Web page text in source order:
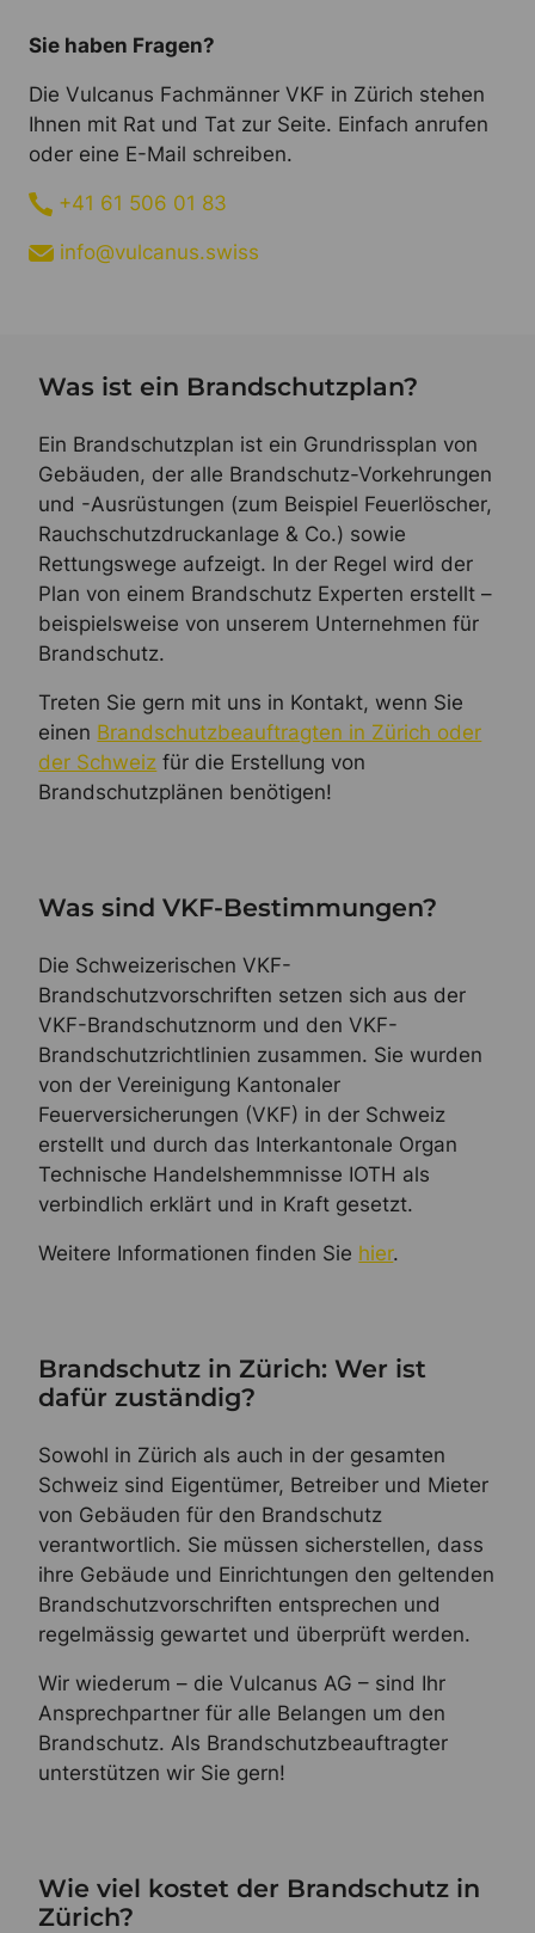
Sie haben Fragen?
Die Vulcanus Fachmänner VKF in Zürich stehen
Ihnen mit Rat und Tat zur Seite. Einfach anrufen
oder eine E-Mail schreiben.
+41 61 506 01 83
info@vulcanus.swiss
Was ist ein Brandschutzplan?
Ein Brandschutzplan ist ein Grundrissplan von
Gebäuden, der alle Brandschutz-Vorkehrungen
und -Ausrüstungen (zum Beispiel Feuerlöscher,
Rauchschutzdruckanlage & Co.) sowie
Rettungswege aufzeigt. In der Regel wird der
Plan von einem Brandschutz Experten erstellt –
beispielsweise von unserem Unternehmen für
Brandschutz.
Treten Sie gern mit uns in Kontakt, wenn Sie
einen Brandschutzbeauftragten in Zürich oder
der Schweiz für die Erstellung von
Brandschutzplänen benötigen!
Was sind VKF-Bestimmungen?
Die Schweizerischen VKF-
Brandschutzvorschriften setzen sich aus der
VKF-Brandschutznorm und den VKF-
Brandschutzrichtlinien zusammen. Sie wurden
von der Vereinigung Kantonaler
Feuerversicherungen (VKF) in der Schweiz
erstellt und durch das Interkantonale Organ
Technische Handelshemmnisse IOTH als
verbindlich erklärt und in Kraft gesetzt.
Weitere Informationen finden Sie hier.
Brandschutz in Zürich: Wer ist
dafür zuständig?
Sowohl in Zürich als auch in der gesamten
Schweiz sind Eigentümer, Betreiber und Mieter
von Gebäuden für den Brandschutz
verantwortlich. Sie müssen sicherstellen, dass
ihre Gebäude und Einrichtungen den geltenden
Brandschutzvorschriften entsprechen und
regelmässig gewartet und überprüft werden.
Wir wiederum – die Vulcanus AG – sind Ihr
Ansprechpartner für alle Belangen um den
Brandschutz. Als Brandschutzbeauftragter
unterstützen wir Sie gern!
Wie viel kostet der Brandschutz in
Zürich?